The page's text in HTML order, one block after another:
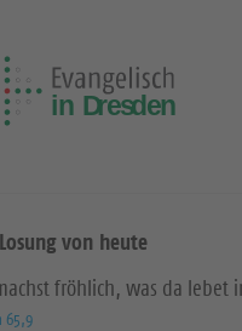
von heute
fröhlich, was da lebet
65,9